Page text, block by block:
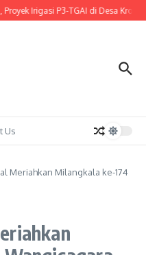
Irigasi P3-TGAI di Desa Kroya
Us
Meriahkan Milangkala ke-174